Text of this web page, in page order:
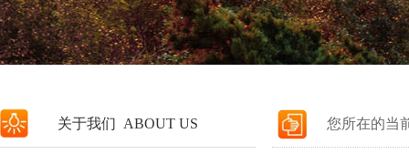
关于我们 ABOUT US 您所在的当